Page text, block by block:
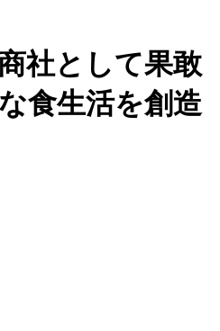
社として果敢
食生活を創造